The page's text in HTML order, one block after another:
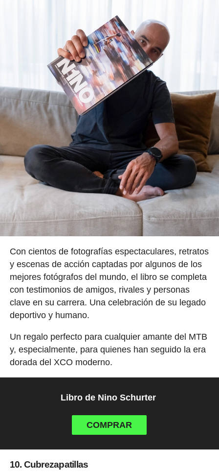
Con cientos de fotografías espectaculares, retratos
y escenas de acción captadas por algunos de los
mejores fotógrafos del mundo, el libro se completa
con testimonios de amigos, rivales y personas
clave en su carrera. Una celebración de su legado
deportivo y humano.
Un regalo perfecto para cualquier amante del MTB
y, especialmente, para quienes han seguido la era
dorada del XCO moderno.
Libro de Nino Schurter
COMPRAR
10. Cubrezapatillas